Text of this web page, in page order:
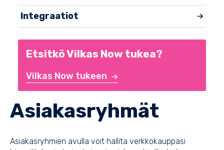
Integraatiot
Etsitkö Vilkas Now tukea?
Vilkas Now tukeen
Asiakasryhmät
Asiakasryhmien avulla voit hallita verkkokauppasi